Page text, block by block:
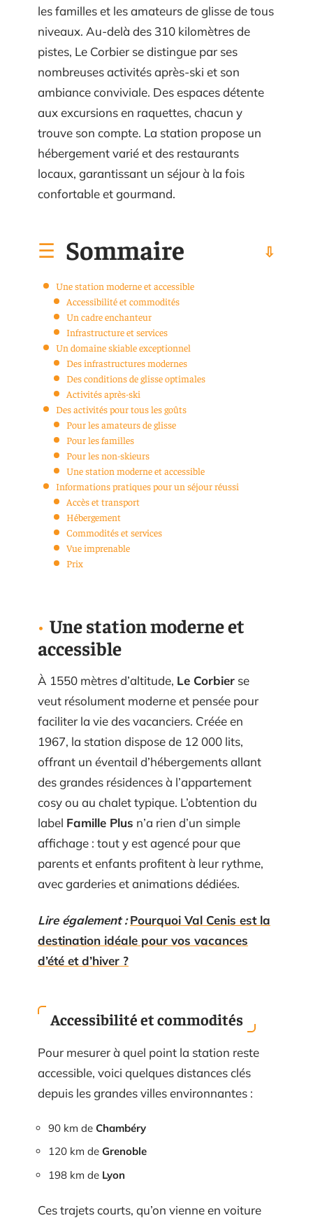
les familles et les amateurs de glisse de tous
niveaux. Au-delà des 310 kilomètres de
pistes, Le Corbier se distingue par ses
nombreuses activités après-ski et son
ambiance conviviale. Des espaces détente
aux excursions en raquettes, chacun y
trouve son compte. La station propose un
hébergement varié et des restaurants
locaux, garantissant un séjour à la fois
confortable et gourmand.
Sommaire
Une station moderne et accessible
Accessibilité et commodités
Un cadre enchanteur
Infrastructure et services
Un domaine skiable exceptionnel
Des infrastructures modernes
Des conditions de glisse optimales
Activités après-ski
Des activités pour tous les goûts
Pour les amateurs de glisse
Pour les familles
Pour les non-skieurs
Une station moderne et accessible
Informations pratiques pour un séjour réussi
Accès et transport
Hébergement
Commodités et services
Vue imprenable
Prix
Une station moderne et
accessible
À 1550 mètres d’altitude, Le Corbier se
veut résolument moderne et pensée pour
faciliter la vie des vacanciers. Créée en
1967, la station dispose de 12 000 lits,
offrant un éventail d’hébergements allant
des grandes résidences à l’appartement
cosy ou au chalet typique. L’obtention du
label Famille Plus n’a rien d’un simple
affichage : tout y est agencé pour que
parents et enfants profitent à leur rythme,
avec garderies et animations dédiées.
Lire également : Pourquoi Val Cenis est la
destination idéale pour vos vacances
d’été et d’hiver ?
Accessibilité et commodités
Pour mesurer à quel point la station reste
accessible, voici quelques distances clés
depuis les grandes villes environnantes :
90 km de Chambéry
120 km de Grenoble
198 km de Lyon
Ces trajets courts, qu’on vienne en voiture